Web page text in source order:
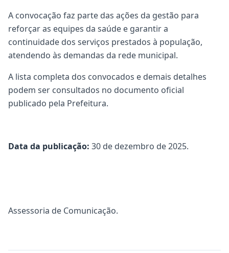
A convocação faz parte das ações da gestão para
reforçar as equipes da saúde e garantir a
continuidade dos serviços prestados à população,
atendendo às demandas da rede municipal.
A lista completa dos convocados e demais detalhes
podem ser consultados no documento oficial
publicado pela Prefeitura.
Data da publicação: 30 de dezembro de 2025.
Assessoria de Comunicação.